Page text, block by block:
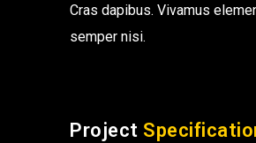
Cras dapibus. Vivamus
semper nisi.
Project